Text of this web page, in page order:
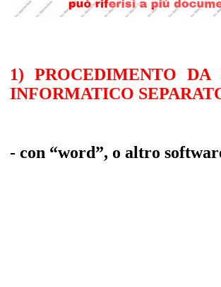
1) PROCEDIMENTO
INFORMATICO
- con “word”, o altro